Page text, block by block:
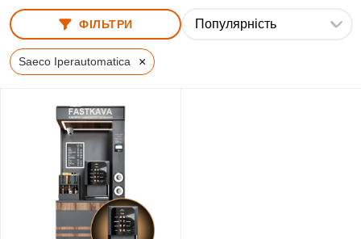
ФІЛЬТРИ
Saeco Iperautomatica ×